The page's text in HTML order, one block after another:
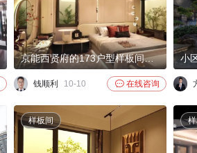
京能西贤府的173户型样板间实拍
钱顺利 10-10  在线咨询
样板间